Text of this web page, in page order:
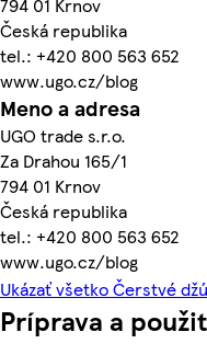
Česká republika
tel.: +420 800 563 652
www.ugo.cz/blog
Meno a adresa
UGO trade s.r.o.
Za Drahou 165/1
794 01 Krnov
Česká republika
tel.: +420 800 563 652
www.ugo.cz/blog
Ukázať všetko Čerstvé
Príprava a